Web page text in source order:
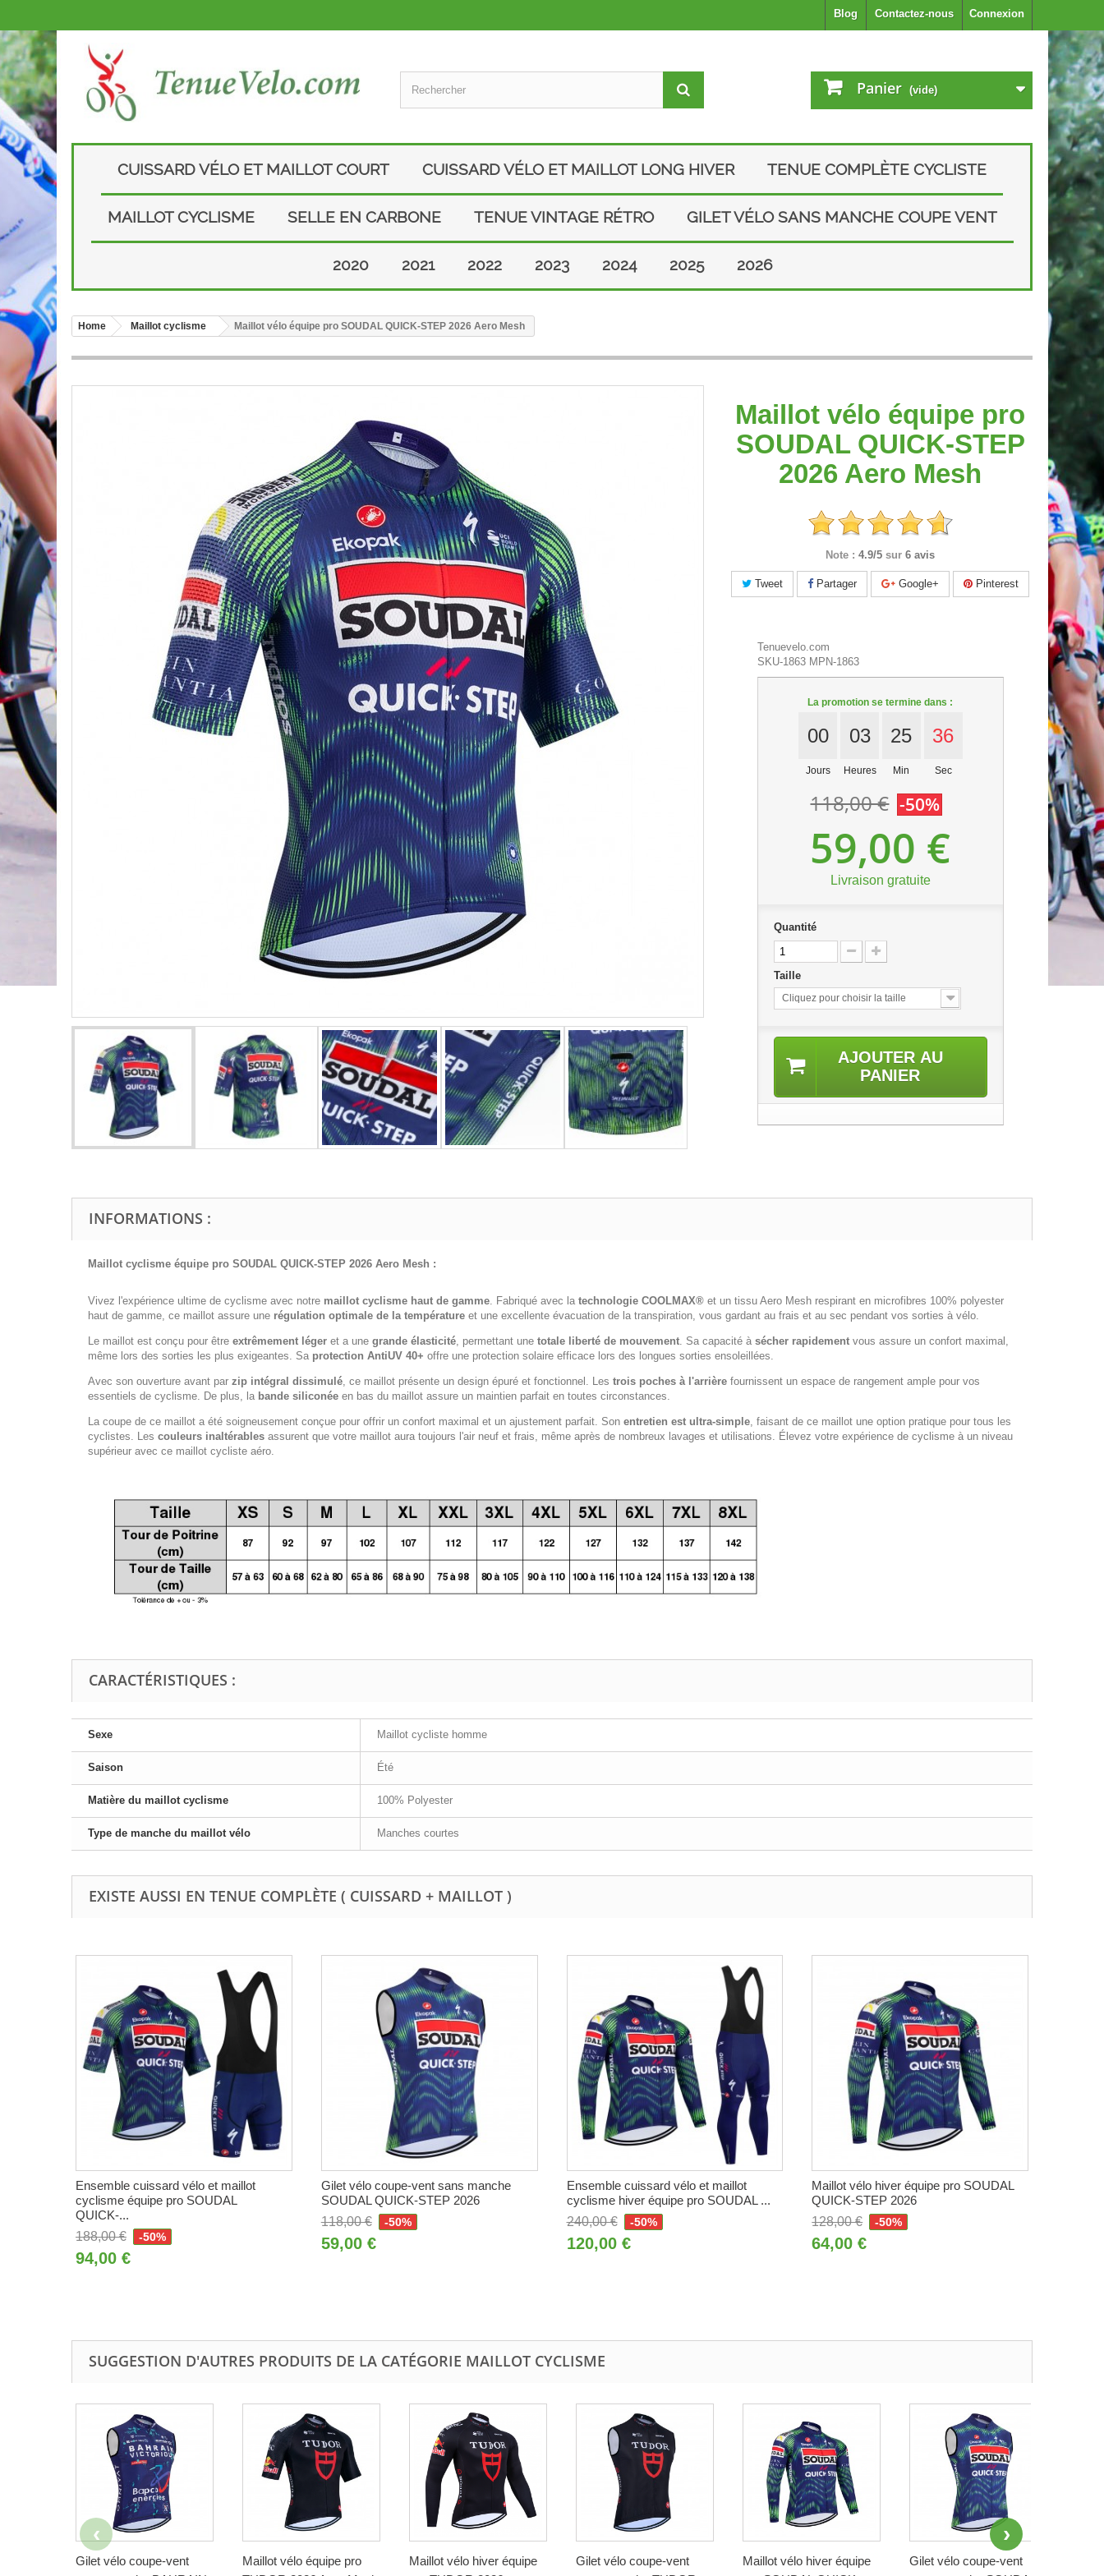
Connexion
Contactez-nous
Blog
Panier (vide)
CUISSARD VÉLO ET MAILLOT COURT CUISSARD VÉLO ET MAILLOT LONG HIVER TENUE COMPLÈTE CYCLISTE
MAILLOT CYCLISME SELLE EN CARBONE TENUE VINTAGE RÉTRO GILET VÉLO SANS MANCHE COUPE VENT
2020 2021 2022 2023 2024 2025 2026
Home Maillot cyclisme Maillot vélo équipe pro SOUDAL QUICK-STEP 2026 Aero Mesh
Maillot vélo équipe pro
SOUDAL QUICK-STEP
2026 Aero Mesh
Note : 4.9/5sur6 avis
Tweet Partager Google+ Pinterest
Tenuevelo.com
SKU-1863 MPN-1863
La promotion se termine dans :
00
Jours
03
Heures
25
Min
35
Sec
118,00 € -50%
59,00 €
Livraison gratuite
Quantité
Taille
Cliquez pour choisir la taille
AJOUTER AU
PANIER
INFORMATIONS :
Maillot cyclisme équipe pro SOUDAL QUICK-STEP 2026 Aero Mesh :
Vivez l'expérience ultime de cyclisme avec notre maillot cyclisme haut de gamme. Fabriqué avec la technologie COOLMAX® et un tissu Aero Mesh respirant en microfibres 100% polyester
haut de gamme, ce maillot assure une régulation optimale de la température et une excellente évacuation de la transpiration, vous gardant au frais et au sec pendant vos sorties à vélo.
Le maillot est conçu pour être extrêmement léger et a une grande élasticité, permettant une totale liberté de mouvement. Sa capacité à sécher rapidement vous assure un confort maximal,
même lors des sorties les plus exigeantes. Sa protection AntiUV 40+ offre une protection solaire efficace lors des longues sorties ensoleillées.
Avec son ouverture avant par zip intégral dissimulé, ce maillot présente un design épuré et fonctionnel. Les trois poches à l'arrière fournissent un espace de rangement ample pour vos
essentiels de cyclisme. De plus, la bande siliconée en bas du maillot assure un maintien parfait en toutes circonstances.
La coupe de ce maillot a été soigneusement conçue pour offrir un confort maximal et un ajustement parfait. Son entretien est ultra-simple, faisant de ce maillot une option pratique pour tous les
cyclistes. Les couleurs inaltérables assurent que votre maillot aura toujours l'air neuf et frais, même après de nombreux lavages et utilisations. Élevez votre expérience de cyclisme à un niveau
supérieur avec ce maillot cycliste aéro.
CARACTÉRISTIQUES :
Sexe Maillot cycliste homme
Saison Été
Matière du maillot cyclisme 100% Polyester
Type de manche du maillot vélo Manches courtes
EXISTE AUSSI EN TENUE COMPLÈTE ( CUISSARD + MAILLOT )
Ensemble cuissard vélo et maillot
cyclisme équipe pro SOUDAL
QUICK-...
188,00 €
-50%
94,00 €
Gilet vélo coupe-vent sans manche
SOUDAL QUICK-STEP 2026
118,00 €
-50%
59,00 €
Ensemble cuissard vélo et maillot
cyclisme hiver équipe pro SOUDAL ...
240,00 €
-50%
120,00 €
Maillot vélo hiver équipe pro SOUDAL
QUICK-STEP 2026
128,00 €
-50%
64,00 €
SUGGESTION D'AUTRES PRODUITS DE LA CATÉGORIE MAILLOT CYCLISME
Gilet vélo coupe-vent
Maillot vélo équipe pro
Maillot vélo hiver équipe
Gilet vélo coupe-vent
Maillot vélo hiver équipe
Gilet vélo coupe-vent